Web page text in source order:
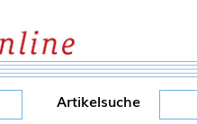
Artikelsuche